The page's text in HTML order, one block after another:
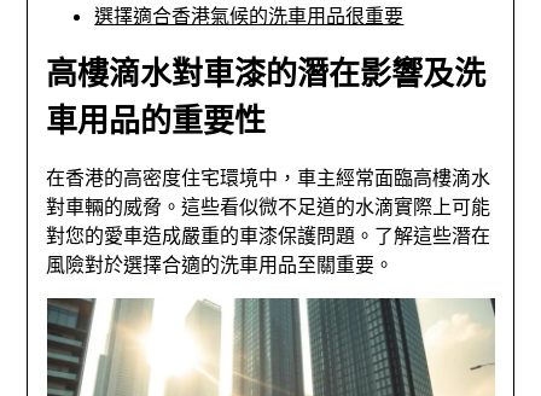
選擇適合香港氣候的洗車用品很重要
高樓滴水對車漆的潛在影響及洗
車用品的重要性
在香港的高密度住宅環境中，車主經常面臨高樓滴水
對車輛的威脅。這些看似微不足道的水滴實際上可能
對您的愛車造成嚴重的車漆保護問題。了解這些潛在
風險對於選擇合適的洗車用品至關重要。